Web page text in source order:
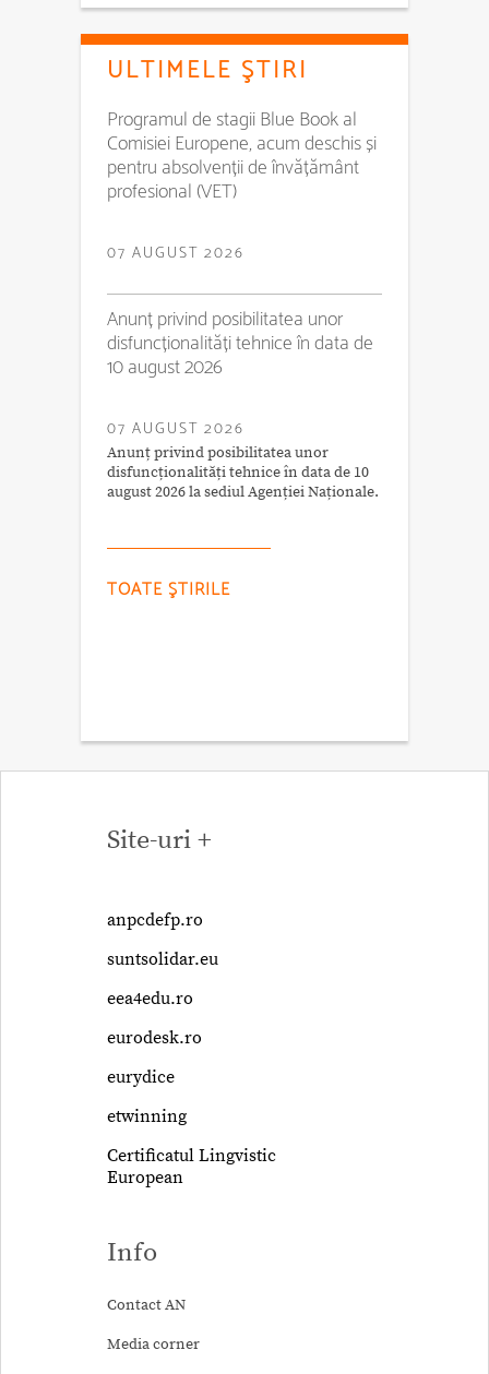
ULTIMELE ŞTIRI
Programul de stagii Blue Book al
Comisiei Europene, acum deschis și
pentru absolvenții de învățământ
profesional (VET)
07 AUGUST 2026
Anunț privind posibilitatea unor
disfuncționalități tehnice în data de
10 august 2026
07 AUGUST 2026
Anunț privind posibilitatea unor
disfuncționalități tehnice în data de 10
august 2026 la sediul Agenției Naționale.
TOATE ŞTIRILE
Site-uri +
anpcdefp.ro
suntsolidar.eu
eea4edu.ro
eurodesk.ro
eurydice
etwinning
Certificatul Lingvistic
European
Info
Contact AN
Media corner